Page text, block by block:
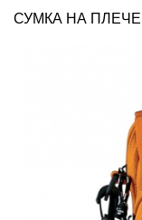
СУМКА НА ПЛЕЧЕ